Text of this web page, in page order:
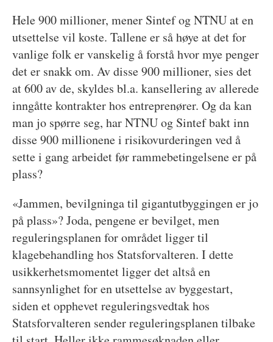
Hele 900 millioner, mener Sintef og NTNU at en
utsettelse vil koste. Tallene er så høye at det for
vanlige folk er vanskelig å forstå hvor mye penger
det er snakk om. Av disse 900 millioner, sies det
at 600 av de, skyldes bl.a. kansellering av allerede
inngåtte kontrakter hos entreprenører. Og da kan
man jo spørre seg, har NTNU og Sintef bakt inn
disse 900 millionene i risikovurderingen ved å
sette i gang arbeidet før rammebetingelsene er på
plass?
«Jammen, bevilgninga til gigantutbyggingen er jo
på plass»? Joda, pengene er bevilget, men
reguleringsplanen for området ligger til
klagebehandling hos Statsforvalteren. I dette
usikkerhetsmomentet ligger det altså en
sannsynlighet for en utsettelse av byggestart,
siden et opphevet reguleringsvedtak hos
Statsforvalteren sender reguleringsplanen tilbake